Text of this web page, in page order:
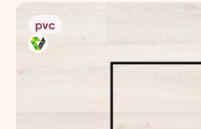
pvc